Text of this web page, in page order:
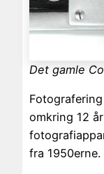
Det gamle
omkring 12
fra 1950erne.